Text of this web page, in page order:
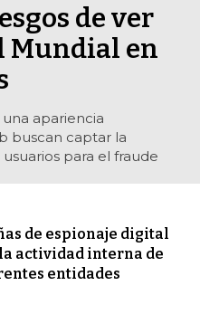
de ver
Mundial en
apariencia
buscan captar la
para el fraude
de espionaje digital
actividad interna de
entidades